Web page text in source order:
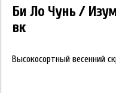
Би Ло Чунь /
вк
Высокосортный весенний